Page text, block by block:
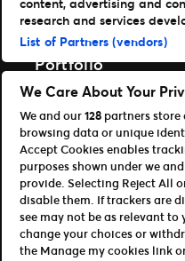
Ticketmaster App
TM1 Reports App (App
TM1 Reports App
Portfolio
Ticketmaster
Universe
For partnere
Åpen plattform for
Bli affiliate / partner
Info om API og SDK for
Vilkår for bruk
research and services
List of Partners (vendors)
We Care About Your
We and our128 partners store
browsing data or unique
Accept Cookies enables
purposes shown under we
provide. Selecting Reject All
disable them. If trackers are
see may not be as relevant to
change your choices or
the Manage my cookies link